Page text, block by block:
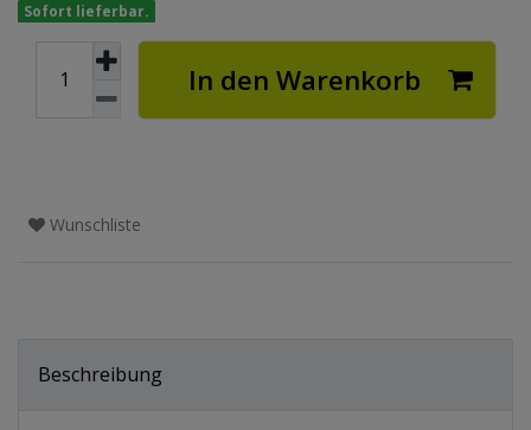
Sofort lieferbar.
In den Warenkorb
Wunschliste
Beschreibung